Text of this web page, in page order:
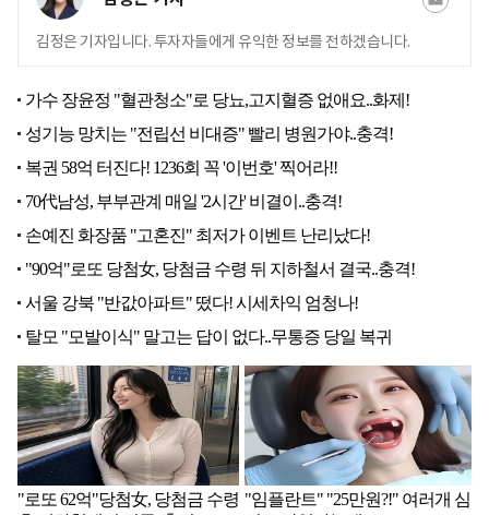
김정은 기자입니다. 투자자들에게 유익한 정보를 전하겠습니다.